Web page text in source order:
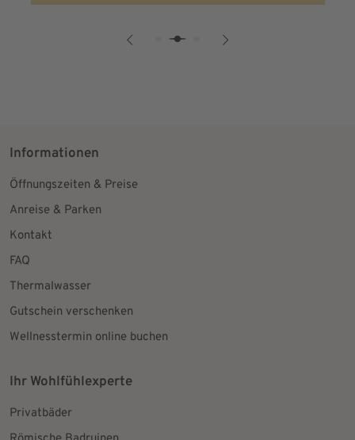
Informationen
Öffnungszeiten & Preise
Anreise & Parken
Kontakt
FAQ
Thermalwasser
Gutschein verschenken
Wellnesstermin online buchen
Ihr Wohlfühlexperte
Privatbäder